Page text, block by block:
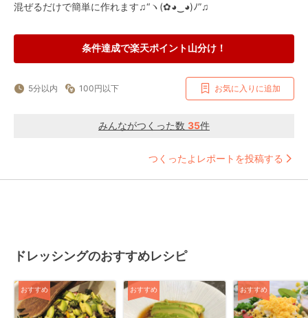
混ぜるだけで簡単に作れます♫“ヽ(✿◕‿◕)ﾉ”♫
条件達成で楽天ポイント山分け！
5分以内 100円以下 お気に入りに追加
みんながつくった数 35件
つくったよレポートを投稿する
ドレッシングのおすすめレシピ
おすすめ おすすめ おすすめ